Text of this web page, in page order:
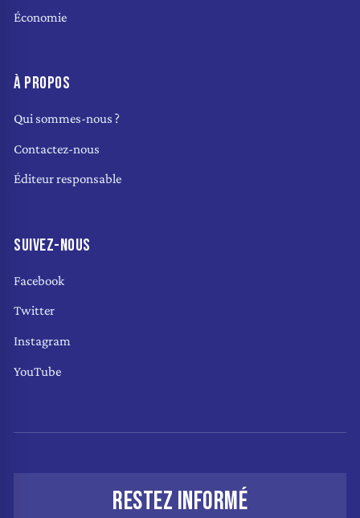
Économie
À PROPOS
Qui sommes-nous ?
Contactez-nous
Éditeur responsable
SUIVEZ-NOUS
Facebook
Twitter
Instagram
YouTube
RESTEZ INFORMÉ